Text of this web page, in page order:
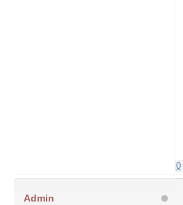
0
Admin